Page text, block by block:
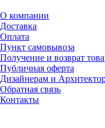
О компании
Доставка
Оплата
Пункт самовывоза
Получение и возврат
Публичная оферта
Дизайнерам и
Обратная связь
Контакты